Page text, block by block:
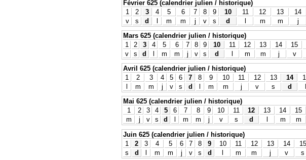
Février 625 (calendrier julien / historique)
1
2 3 4 5 6 7 8 9 10 11 12 13 14
v
s d m m j v s d m m j
Mars 625 (calendrier julien / historique)
1
2 3 4 5 6 7 8 9 10 11 12 13 14 15
v
s d m m j v s d m m j v
Avril 625 (calendrier julien / historique)
1
2 3 4 5 6 7 8 9 10 11 12 13 14
m m j v s d m m j v s d
Mai 625 (calendrier julien / historique)
1
2 3 4 5 6 7 8 9 10 11 12 13 14 15
m
j v s d m m j v s d m m
Juin 625 (calendrier julien / historique)
1
2 3 4 5 6 7 8 9 10 11 12 13 14 15
s
d l m m j v s d l m m j v s